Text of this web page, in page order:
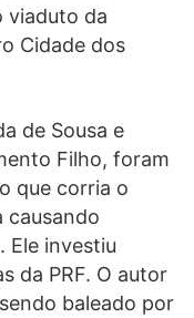
viaduto da
Cidade dos
de Sousa e
Filho, foram
que corria o
causando
Ele investiu
da PRF. O autor
baleado por